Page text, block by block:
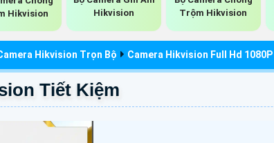
Hikvision
Hikvision
Trộm Hikvision
Hikvision Trọn Bộ Camera Hikvision Full Hd 1080P
Tiết Kiệm